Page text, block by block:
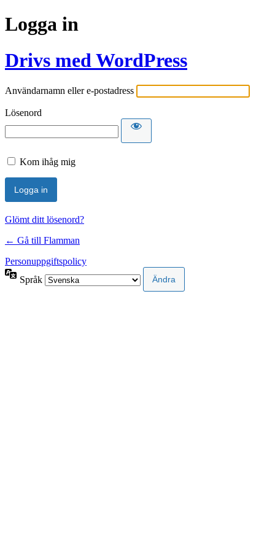
Logga in
Drivs med WordPress
Användarnamn eller e-postadress
Lösenord
Kom ihåg mig
Glömt ditt lösenord?
← Gå till Flamman
Personuppgiftspolicy
Språk